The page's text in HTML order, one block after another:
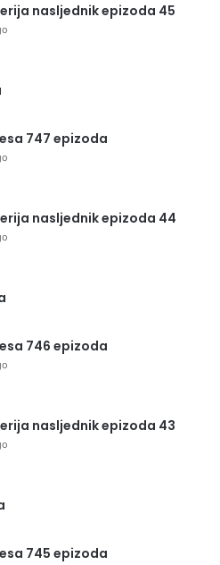
nasljednik epizoda 45
747 epizoda
nasljednik epizoda 44
746 epizoda
nasljednik epizoda 43
745 epizoda